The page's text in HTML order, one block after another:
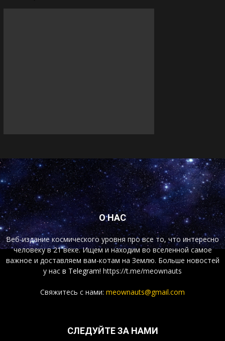
О НАС
Веб-издание космического уровня про все то, что интересно
человеку в 21 веке. Ищем и находим во вселенной самое
важное и доставляем вам-котам на Землю. Больше новостей
у нас в Telegram! https://t.me/meownauts
Свяжитесь с нами: meownauts@gmail.com
СЛЕДУЙТЕ ЗА НАМИ